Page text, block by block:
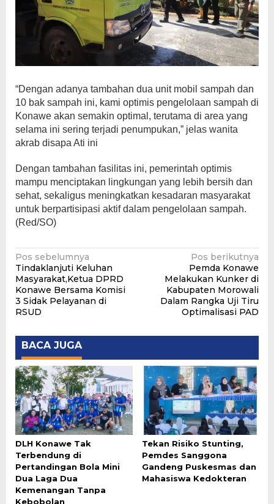
“Dengan adanya tambahan dua unit mobil sampah dan
10 bak sampah ini, kami optimis pengelolaan sampah di
Konawe akan semakin optimal, terutama di area yang
selama ini sering terjadi penumpukan,” jelas wanita
akrab disapa Ati ini
Dengan tambahan fasilitas ini, pemerintah optimis
mampu menciptakan lingkungan yang lebih bersih dan
sehat, sekaligus meningkatkan kesadaran masyarakat
untuk berpartisipasi aktif dalam pengelolaan sampah.
(Red/SO)
Navigasi
pos
Pos sebelumnya
Tindaklanjuti Keluhan
Masyarakat,Ketua DPRD
Konawe Bersama Komisi
3 Sidak Pelayanan di
RSUD
Pos berikutnya
Pemda Konawe
Melakukan Kunker di
Kabupaten Morowali
Dalam Rangka Uji Tiru
Optimalisasi PAD
BACA JUGA
DLH Konawe Tak
Terbendung di
Pertandingan Bola Mini
Dua Laga Dua
Kemenangan Tanpa
Kebobolan
Tekan Risiko Stunting,
Pemdes Sanggona
Gandeng Puskesmas dan
Mahasiswa Kedokteran